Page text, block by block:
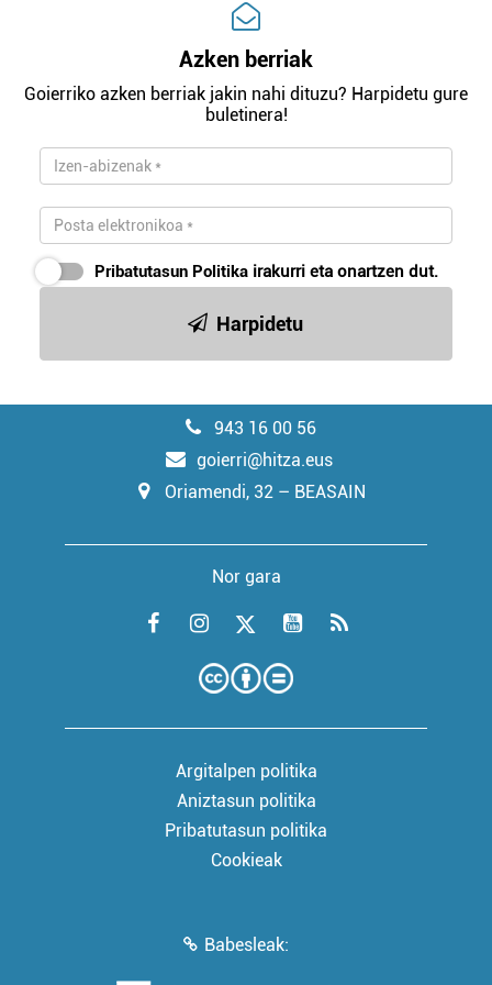
Azken berriak
Goierriko azken berriak jakin nahi dituzu? Harpidetu gure
buletinera!
Pribatutasun Politika irakurri eta onartzen dut.
Harpidetu
943 16 00 56
goierri@hitza.eus
Oriamendi, 32 – BEASAIN
Nor gara
Argitalpen politika
Aniztasun politika
Pribatutasun politika
Cookieak
Babesleak: